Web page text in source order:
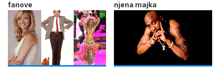
fanove
njena majka